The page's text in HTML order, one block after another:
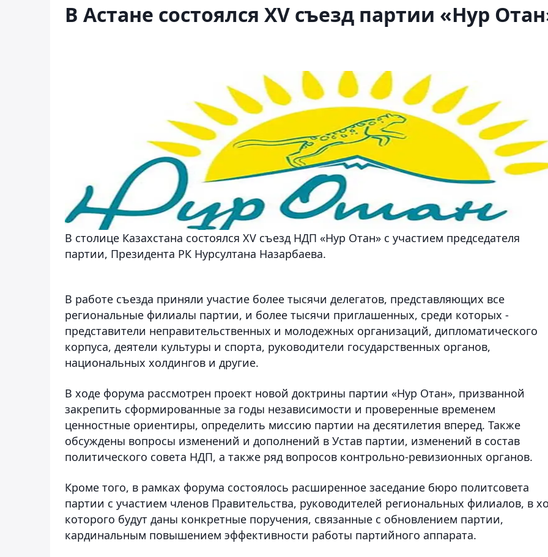
В Астане состоялся XV съезд партии «Нур
В столице Казахстана состоялся XV съезд НДП «Нур Отан» с участием председателя
партии, Президента РК Нурсултана Назарбаева.
В работе съезда приняли участие более тысячи делегатов, представляющих все
региональные филиалы партии, и более тысячи приглашенных, среди которых -
представители неправительственных и молодежных организаций, дипломатического
корпуса, деятели культуры и спорта, руководители государственных органов,
национальных холдингов и другие.
В ходе форума рассмотрен проект новой доктрины партии «Нур Отан», призванной
закрепить сформированные за годы независимости и проверенные временем
ценностные ориентиры, определить миссию партии на десятилетия вперед. Также
обсуждены вопросы изменений и дополнений в Устав партии, изменений в состав
политического совета НДП, а также ряд вопросов контрольно-ревизионных органов.
Кроме того, в рамках форума состоялось расширенное заседание бюро политсовета
партии с участием членов Правительства, руководителей региональных филиалов, в
которого будут даны конкретные поручения, связанные с обновлением партии,
кардинальным повышением эффективности работы партийного аппарата.